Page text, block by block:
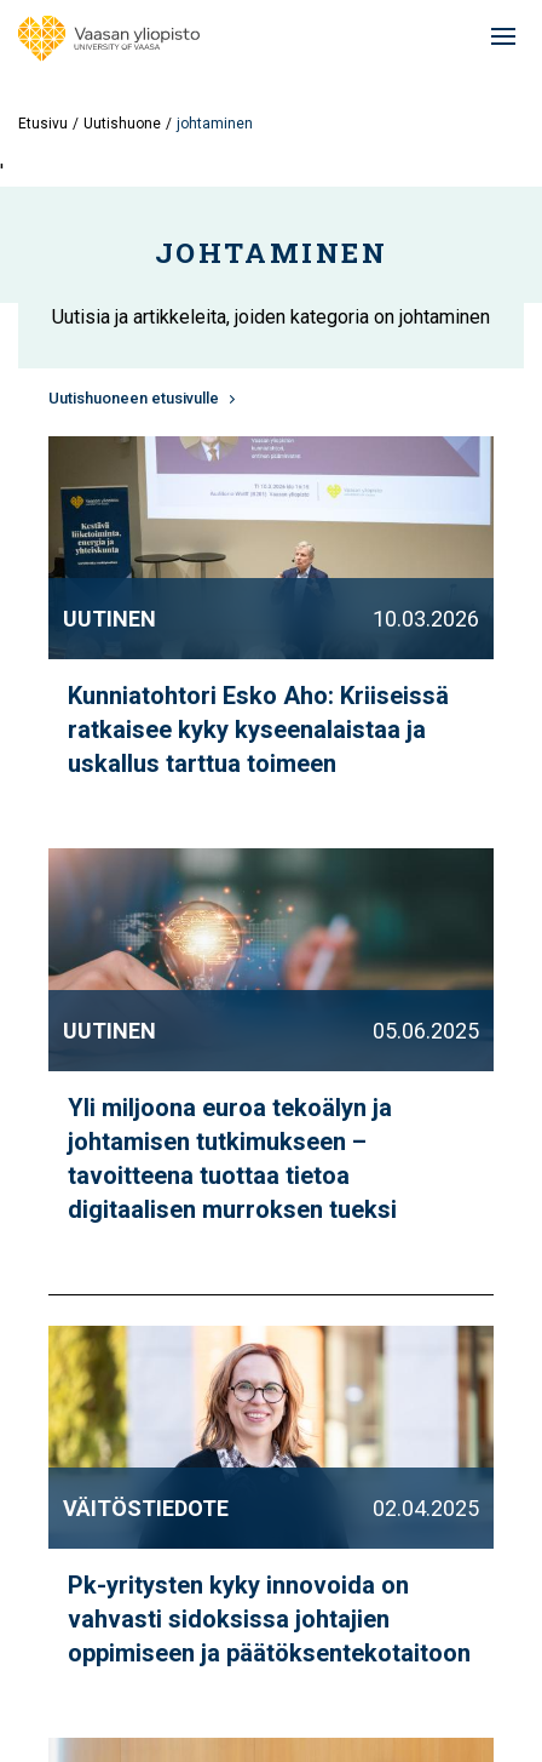
Etusivu Uutishuone johtaminen
'
JOHTAMINEN
Uutisia ja artikkeleita, joiden kategoria on johtaminen
Uutishuoneen etusivulle
UUTINEN 10.03.2026
Kunniatohtori Esko Aho: Kriiseissä
ratkaisee kyky kyseenalaistaa ja
uskallus tarttua toimeen
UUTINEN 05.06.2025
Yli miljoona euroa tekoälyn ja
johtamisen tutkimukseen –
tavoitteena tuottaa tietoa
digitaalisen murroksen tueksi
VÄITÖSTIEDOTE 02.04.2025
Pk-yritysten kyky innovoida on
vahvasti sidoksissa johtajien
oppimiseen ja päätöksentekotaitoon